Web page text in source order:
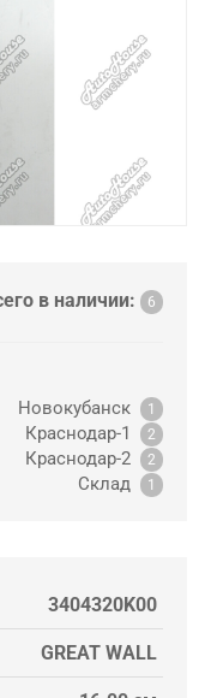
в наличии: 6
Новокубанск 1
Краснодар-1 2
Краснодар-2 2
Склад 1
3404320K00
GREAT WALL